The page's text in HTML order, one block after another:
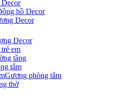
hồ Decor
Decor
Decor
em
tầng
tắm
Gương phòng tắm
thờ